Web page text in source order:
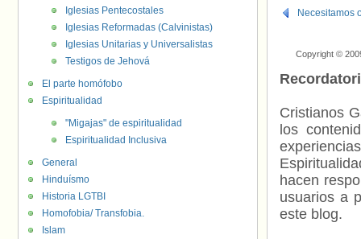
Necesitamos
Copyright ©
Cristianos
los
hacen
usuarios a
este blog.
Iglesias Pentecostales
Iglesias Reformadas (Calvinistas)
Iglesias Unitarias y Universalistas
Testigos de Jehová
El parte homófobo
Espiritualidad
"Migajas" de espiritualidad
Espiritualidad Inclusiva
General
Hinduísmo
Historia LGTBI
Homofobia/ Transfobia.
Islam